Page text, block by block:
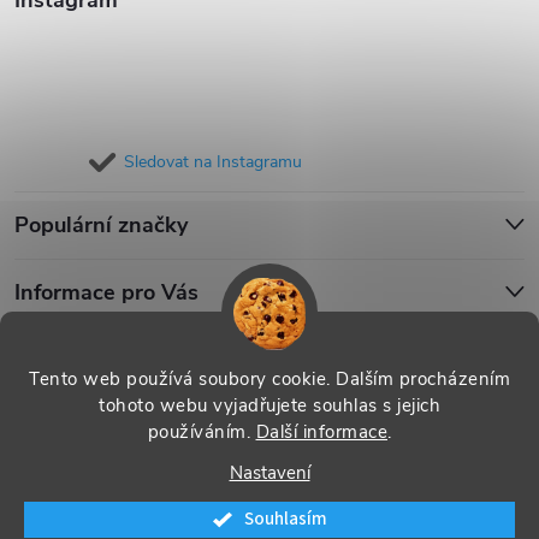
Tento web používá soubory cookie. Dalším procházením
tohoto webu vyjadřujete souhlas s jejich
používáním. Další informace.
Nastavení
Souhlasím
Sledovat na Instagramu
Populární značky
Informace pro Vás
Vytvořil Shoptet
Copyright 2026 . Všechna práva vyhrazena.
nastavení cookies